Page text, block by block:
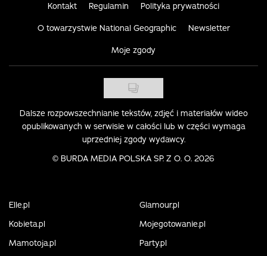
Kontakt Regulamin Polityka prywatności
O towarzystwie National Geographic Newsletter
Moje zgody
Dalsze rozpowszechnianie tekstów, zdjęć i materiałów wideo
opublikowanych w serwisie w całości lub w części wymaga
uprzedniej zgody wydawcy.
© BURDA MEDIA POLSKA SP. Z O. O. 2026
Elle.pl
Glamour.pl
Kobieta.pl
Mojegotowanie.pl
Mamotoja.pl
Party.pl